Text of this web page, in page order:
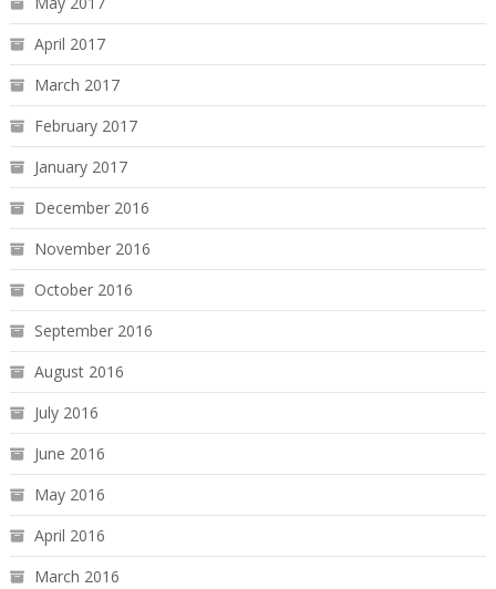
April 2017
March 2017
February 2017
January 2017
December 2016
November 2016
October 2016
September 2016
August 2016
July 2016
June 2016
May 2016
April 2016
March 2016